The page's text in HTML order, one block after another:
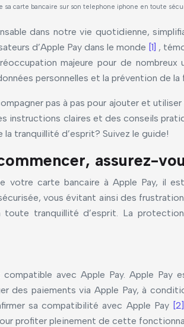
carte bancaire sur son telephone iphone en toute
dans notre vie quotidienne,
d’Apple Pay dans le monde [1] ,
majeure pour de
personnelles et la prévention de la
pas à pas pour ajouter et
instructions claires et des conseils
tranquillité d’esprit? Suivez le guide!
assurez-
votre carte bancaire à Apple Pay, il
vous évitant ainsi des
tranquillité d’esprit. La
avec Apple Pay. Apple Pay
des paiements via Apple Pay, à
sa compatibilité avec Apple Pay [2]
profiter pleinement de cette